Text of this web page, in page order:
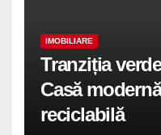
IMOBILIARE
Tranziția
Casă
reciclabilă